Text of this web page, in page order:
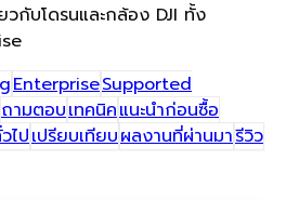
วกับโดรนและกล้อง DJI ทั้ง
EnterpriseSupported
ถามตอบเทคนิคแนะนำก่อนซื้อ
ไปเปรียบเทียบผลงานที่ผ่านมา​รีวิว